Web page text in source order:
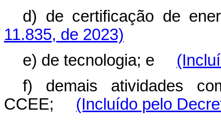
d) de certificação de
11.835, de 2023)
e) de tecnologia; e
f) demais atividades
CCEE; (Incluído pelo